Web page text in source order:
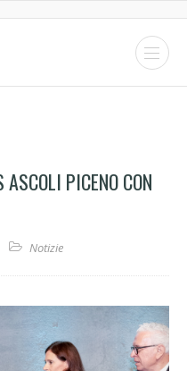
PICENO CON
Notizie